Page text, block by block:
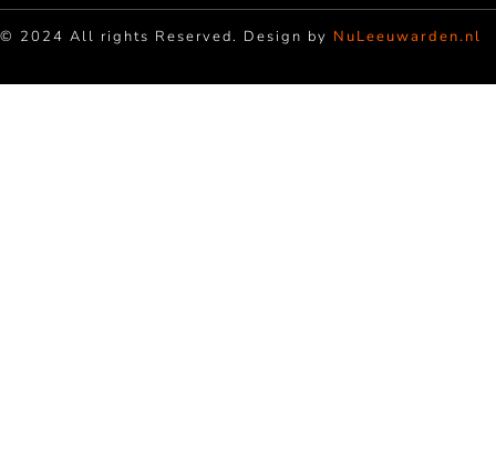
© 2024 All rights Reserved. Design by NuLeeuwarden.nl